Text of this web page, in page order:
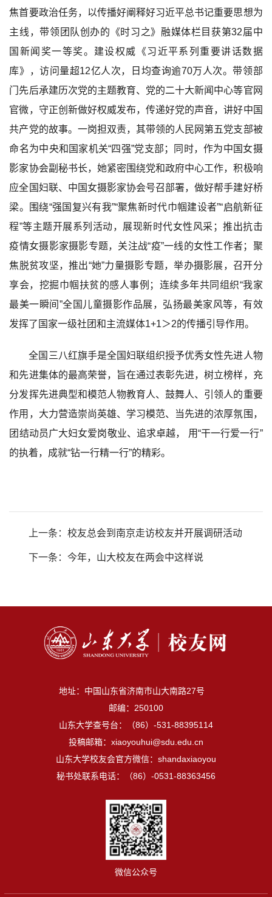
焦首要政治任务，以传播好阐释好习近平总书记重要思想为
主线，带领团队创办的《时习之》融媒体栏目获第32届中
国新闻奖一等奖。建设权威《习近平系列重要讲话数据
库》，访问量超12亿人次，日均查询逾70万人次。带领部
门先后承建历次党的主题教育、党的二十大新闻中心等官网
官微，守正创新做好权威发布，传递好党的声音，讲好中国
共产党的故事。一岗担双责，其带领的人民网第五党支部被
命名为中央和国家机关“四强”党支部；同时，作为中国女摄
影家协会副秘书长，她紧密围绕党和政府中心工作，积极响
应全国妇联、中国女摄影家协会号召部署，做好帮手建好桥
梁。围绕“强国复兴有我”“聚焦新时代巾帼建设者”“启航新征
程”等主题开展系列活动，展现新时代女性风采；推出抗击
疫情女摄影家摄影专题，关注战“疫”一线的女性工作者；聚
焦脱贫攻坚，推出“她”力量摄影专题，举办摄影展，召开分
享会，挖掘巾帼扶贫的感人事例；连续多年共同组织“我家
最美一瞬间”全国儿童摄影作品展，弘扬最美家风等，有效
发挥了国家一级社团和主流媒体1+1＞2的传播引导作用。
全国三八红旗手是全国妇联组织授予优秀女性先进人物
和先进集体的最高荣誉，旨在通过表彰先进，树立榜样，充
分发挥先进典型和模范人物教育人、鼓舞人、引领人的重要
作用，大力营造崇尚英雄、学习模范、当先进的浓厚氛围，
团结动员广大妇女爱岗敬业、追求卓越， 用“干一行爱一行”
的执着，成就“钻一行精一行”的精彩。
上一条：校友总会到南京走访校友并开展调研活动
下一条：今年，山大校友在两会中这样说
地址：中国山东省济南市山大南路27号
邮编：250100
山东大学查号台：（86）-531-88395114
投稿邮箱：xiaoyouhui@sdu.edu.cn
山东大学校友会官方微信：shandaxiaoyou
秘书处联系电话：（86）-0531-88363456
微信公众号